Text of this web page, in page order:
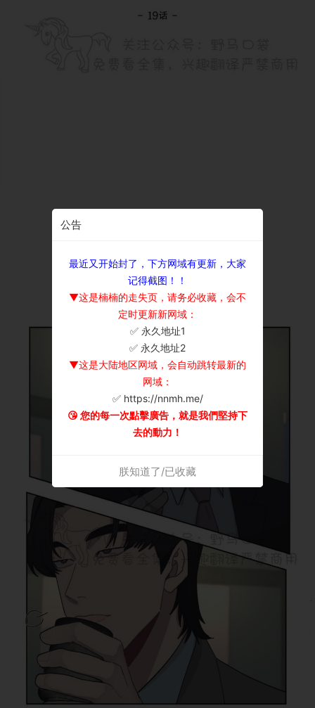
公告
最近又开始封了，下方网域有更新，大家
记得截图！！
▼这是楠楠的走失页，请务必收藏，会不
定时更新新网域：
✅ 永久地址1
✅ 永久地址2
▼这是大陆地区网域，会自动跳转最新的
网域：
✅ https://nnmh.me/
😘 您的每一次點擊廣告，就是我們堅持下
去的動力！
朕知道了/已收藏